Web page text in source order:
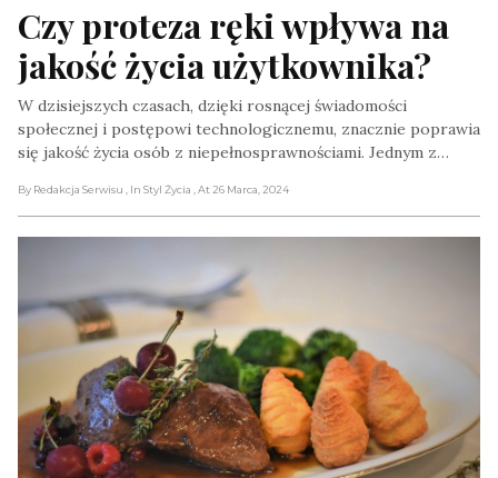
Czy proteza ręki wpływa na
jakość życia użytkownika?
W dzisiejszych czasach, dzięki rosnącej świadomości
społecznej i postępowi technologicznemu, znacznie poprawia
się jakość życia osób z niepełnosprawnościami. Jednym z…
By Redakcja Serwisu , In Styl Życia , At 26 Marca, 2024